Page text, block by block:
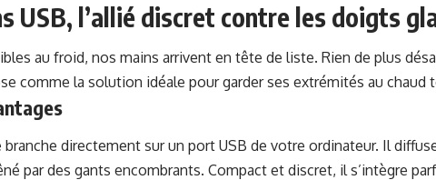
USB, l’allié discret contre les doigts
au froid, nos mains arrivent en tête de liste. Rien de plus
comme la solution idéale pour garder ses extrémités au
directement sur un port USB de votre ordinateur. Il
par des gants encombrants. Compact et discret, il s’intègre